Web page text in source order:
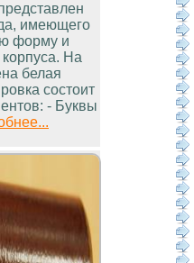
имеющего
форму и
На
белая
состоит
- Буквы